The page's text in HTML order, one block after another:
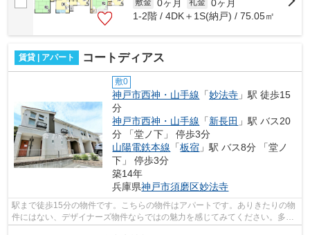
敷金 0ヶ月 礼金 0ヶ月
1-2階 / 4DK＋1S(納戸) / 75.05㎡
賃貸 | アパート コートディアス
敷0
神戸市西神・山手線 「妙法寺 」駅 徒歩15
分
神戸市西神・山手線 「新長田 」駅 バス20
分 「堂ノ下」 停歩3分
山陽電鉄本線 「板宿 」駅 バス8分 「堂ノ
下」 停歩3分
築14年
兵庫県神戸市須磨区妙法寺
駅まで徒歩15分の物件です。こちらの物件はアパートです。ありきたりの物
件にはない、デザイナーズ物件ならではの魅力を感じてみてください。多く